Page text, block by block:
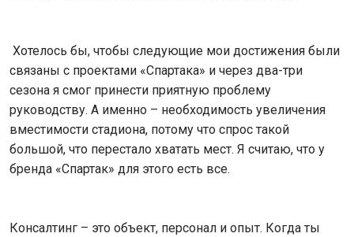
Хотелось бы, чтобы следующие мои достижения были
связаны с проектами «Спартака» и через два-три
сезона я смог принести приятную проблему
руководству. А именно – необходимость увеличения
вместимости стадиона, потому что спрос такой
большой, что перестало хватать мест. Я считаю, что у
бренда «Спартак» для этого есть все.
Консалтинг – это объект, персонал и опыт. Когда ты